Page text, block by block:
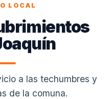
LOCAL
a las techumbres y
de la comuna.